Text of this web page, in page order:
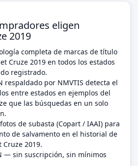
eligen
2019
completa de marcas de título
Cruze 2019 en todos los estados
registrado.
respaldado por NMVTIS detecta el
entre estados en ejemplos del
que las búsquedas en un solo
de subasta (Copart / IAAI) para
de salvamento en el historial de
Cruze 2019.
— sin suscripción, sin mínimos